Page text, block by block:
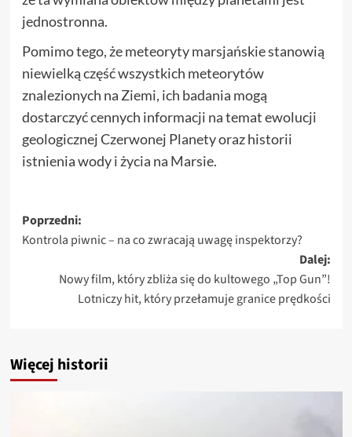
jednostronna.
Pomimo tego, że meteoryty marsjańskie stanowią
niewielką część wszystkich meteorytów
znalezionych na Ziemi, ich badania mogą
dostarczyć cennych informacji na temat ewolucji
geologicznej Czerwonej Planety oraz historii
istnienia wody i życia na Marsie.
Zobacz
wpisy
Poprzedni:
Kontrola piwnic – na co zwracają uwagę inspektorzy?
Dalej:
Nowy film, który zbliża się do kultowego „Top Gun”!
Lotniczy hit, który przełamuje granice prędkości
Więcej historii